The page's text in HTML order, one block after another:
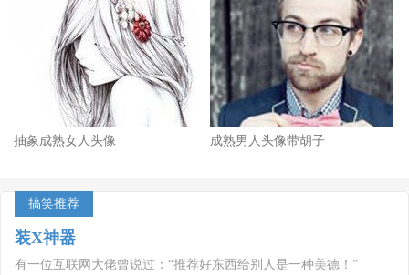
抽象成熟女人头像 成熟男人头像带胡子
搞笑推荐
装X神器
有一位互联网大佬曾说过：“推荐好东西给别人是一种美德！”